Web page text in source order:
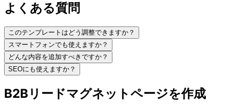
よくある質問
このテンプレートはどう調整できますか？
スマートフォンでも使えますか？
どんな内容を追加すべきですか？
SEOにも使えますか？
B2Bリードマグネットページを作成